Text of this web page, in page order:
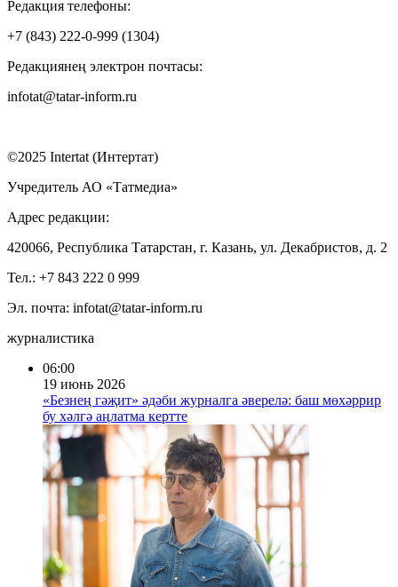
Редакция телефоны:
+7 (843) 222-0-999 (1304)
Редакциянең электрон почтасы:
infotat@tatar-inform.ru
©2025 Intertat (Интертат)
Учредитель АО «Татмедиа»
Адрес редакции:
420066, Республика Татарстан, г. Казань, ул. Декабристов, д. 2
Тел.: +7 843 222 0 999
Эл. почта: infotat@tatar-inform.ru
журналистика
06:00
19 июнь 2026
«Безнең гәҗит» әдәби журналга әверелә: баш мөхәррир
бу хәлгә аңлатма кертте